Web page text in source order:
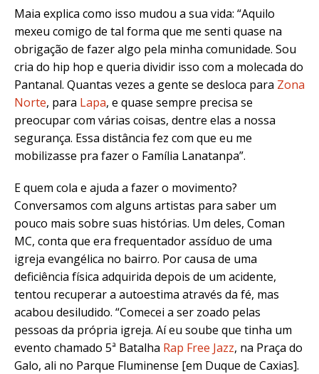
Maia explica como isso mudou a sua vida: “Aquilo
mexeu comigo de tal forma que me senti quase na
obrigação de fazer algo pela minha comunidade. Sou
cria do hip hop e queria dividir isso com a molecada do
Pantanal. Quantas vezes a gente se desloca para Zona
Norte, para Lapa, e quase sempre precisa se
preocupar com várias coisas, dentre elas a nossa
segurança. Essa distância fez com que eu me
mobilizasse pra fazer o Família Lanatanpa”.
E quem cola e ajuda a fazer o movimento?
Conversamos com alguns artistas para saber um
pouco mais sobre suas histórias. Um deles, Coman
MC, conta que era frequentador assíduo de uma
igreja evangélica no bairro. Por causa de uma
deficiência física adquirida depois de um acidente,
tentou recuperar a autoestima através da fé, mas
acabou desiludido. “Comecei a ser zoado pelas
pessoas da própria igreja. Aí eu soube que tinha um
evento chamado 5ª Batalha Rap Free Jazz, na Praça do
Galo, ali no Parque Fluminense [em Duque de Caxias].